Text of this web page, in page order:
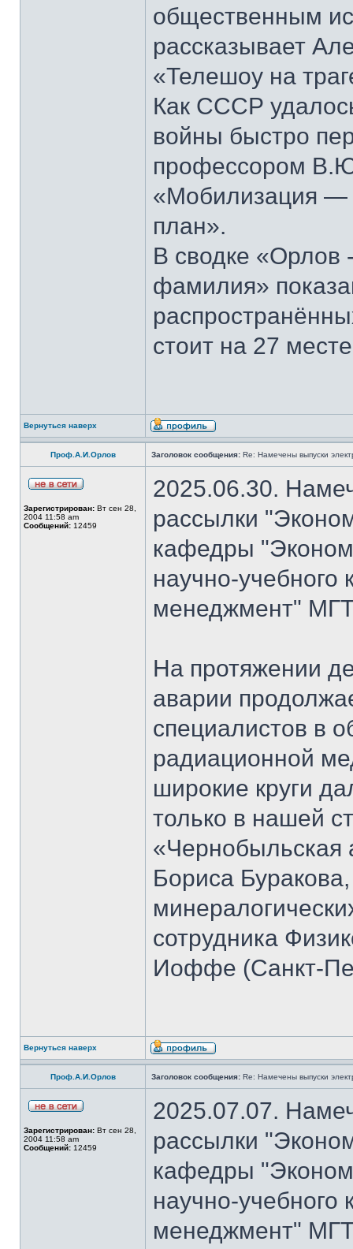
общественным
рассказывает
«Телешоу на
Как СССР
войны быстро
профессором
«Мобилизация —
план».
В сводке «Орлов
фамилия»
стоит на 27
Вернуться наверх
Проф.А.И.Орлов Заголовок сообщения: Re: Намечены выпуски
Зарегистрирован: Вт сен 28,
2004 11:58 am
Сообщений: 12459
2025.06.30.
рассылки
кафедры
научно-
менеджмент"
На протяжении
аварии
специалистов в
радиационной
широкие круги
только в нашей
«Чернобыльская
Бориса
сотрудника
Иоффе (Санкт-
Вернуться наверх
Проф.А.И.Орлов Заголовок сообщения: Re: Намечены выпуски
Зарегистрирован: Вт сен 28,
2004 11:58 am
Сообщений: 12459
2025.07.07.
рассылки
кафедры
научно-
менеджмент"